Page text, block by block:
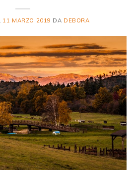
11 MARZO 2019 DA DEBORA